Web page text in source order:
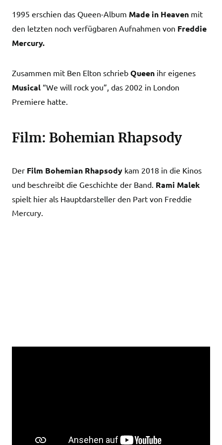
1995 erschien das Queen-Album Made in Heaven mit
den letzten noch verfügbaren Aufnahmen von Freddie
Mercury.
Zusammen mit Ben Elton schrieb Queen ihr eigenes
Musical “We will rock you”, das 2002 in London
Premiere hatte.
Film: Bohemian Rhapsody
Der Film Bohemian Rhapsody kam 2018 in die Kinos
und beschreibt die Geschichte der Band. Rami Malek
spielt hier als Hauptdarsteller den Part von Freddie
Mercury.